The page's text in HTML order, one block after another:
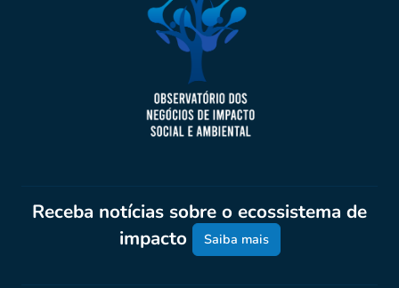
Receba notícias sobre o ecossistema de
impacto
Saiba mais